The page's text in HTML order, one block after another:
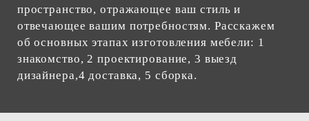
пространство, отражающее ваш стиль и
отвечающее вашим потребностям. Расскажем
об основных этапах изготовления мебели: 1
знакомство, 2 проектирование, 3 выезд
дизайнера,4 доставка, 5 сборка.